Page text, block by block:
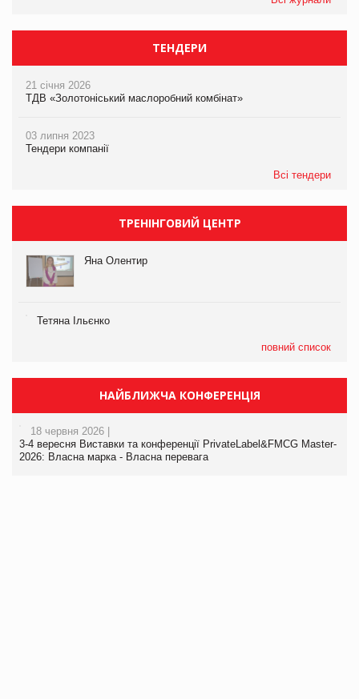
ТЕНДЕРИ
21 січня 2026
ТДВ «Золотоніський маслоробний комбінат»
03 липня 2023
Тендери компанії
Всі тендери
ТРЕНІНГОВИЙ ЦЕНТР
Яна Олентир
Тетяна Ільєнко
повний список
НАЙБЛИЖЧА КОНФЕРЕНЦІЯ
18 червня 2026 |
3-4 вересня Виставки та конференції PrivateLabel&FMCG Master-
2026: Власна марка - Власна перевага